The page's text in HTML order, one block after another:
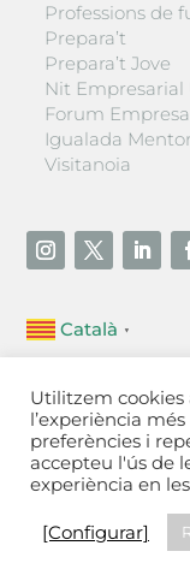
Professions de
Prepara’t
Prepara’t Jove
Nit Empresarial
Forum
Igualada
Visitanoia
Català ▼
Unió Empresarial
Ctra. de Manresa,
Tel 93 805 22 92
Contactar
Utilitzem cookies
l’experiència
preferències i
accepteu l'ús de
experiència en
[Configurar]